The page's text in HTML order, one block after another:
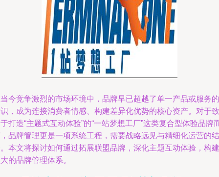
今竞争激烈的市场环境中，品牌早已超越了单一产品或服务的
，成为连接消费者情感、构建差异化优势的核心资产。对于致
打造“主题式互动体验”的“一站梦想工厂”这类复合型体验品牌
品牌管理更是一项系统工程，需要战略远见与精细化运营的结
本文将探讨如何通过拓展联盟品牌，深化主题互动体验，构建
的品牌管理体系。